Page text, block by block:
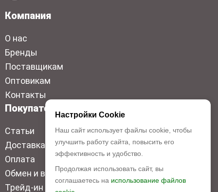
Компания
О нас
Бренды
Поставщикам
Оптовикам
Контакты
Покупателям
Статьи
Доставка
Оплата
Обмен и возврат
Трейд-ин
Настройки Cookie
Наш сайт использует файлы cookie, чтобы
улучшить работу сайта, повысить его
эффективность и удобство.
Продолжая использовать сайт, вы
соглашаетесь на использование файлов